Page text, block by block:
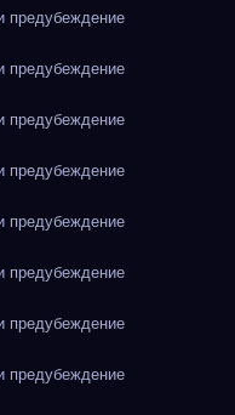
предубеждение
предубеждение
предубеждение
предубеждение
предубеждение
предубеждение
предубеждение
предубеждение